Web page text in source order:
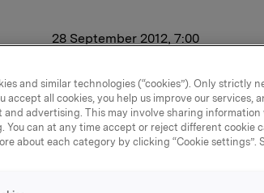
28 September 2012, 7:00
konsortium
& Thams
and similar technologies (“cookies”). Only strictly
accept all cookies, you help us improve our services,
advertising. This may involve sharing information
You can at any time accept or reject different cookie
about each category by clicking “Cookie settings”.